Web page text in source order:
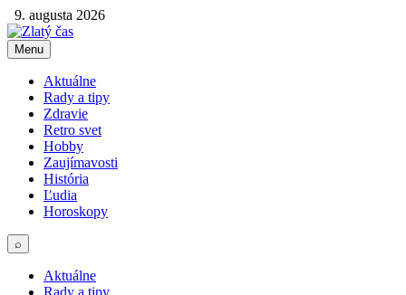
9. augusta 2026
Menu
Aktuálne
Rady a tipy
Zdravie
Retro svet
Hobby
Zaujímavosti
História
Ľudia
Horoskopy
⌕
Aktuálne
Rady a tipy